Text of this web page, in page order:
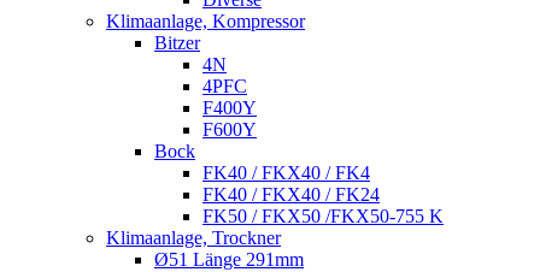
Klimaanlage, Kompressor
Bitzer
4N
4PFC
F400Y
F600Y
Bock
FK40 / FKX40 / FK4
FK40 / FKX40 / FK24
FK50 / FKX50 /FKX50-755 K
Klimaanlage, Trockner
Ø51 Länge 291mm